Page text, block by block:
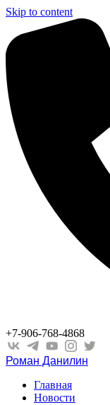
Skip to content
+7-906-768-4868
Роман Данилин
Главная
Новости